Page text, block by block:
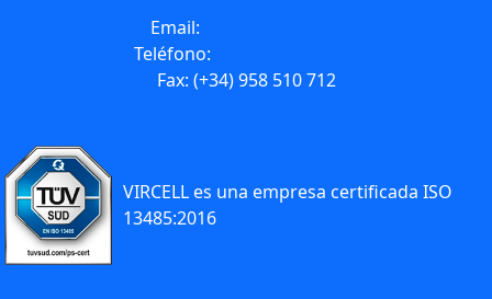
Email:
Teléfono:
Fax: (+34) 958 510 712
VIRCELL es una empresa certificada ISO
13485:2016